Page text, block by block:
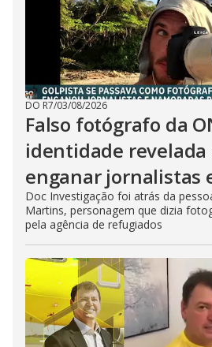
DO R7/03/08/2026
Falso fotógrafo da
identidade revelada
enganar jornalistas
Doc Investigação foi atrás da
Martins, personagem que dizia
pela agência de refugiados